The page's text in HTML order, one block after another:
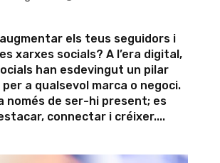
els teus seguidors i
xarxes socials? A l’era digital,
han esdevingut un pilar
a qualsevol marca o negoci.
només de ser-hi present; es
connectar i créixer....